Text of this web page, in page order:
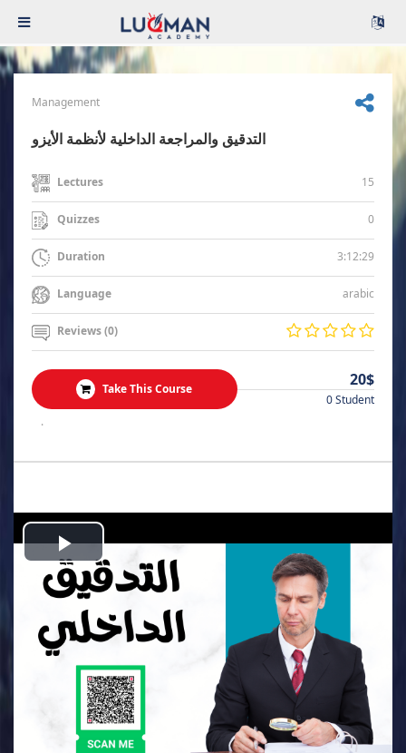
Management
التدقيق والمراجعة الداخلية لأنظمة الأيزو
Lectures 15
Quizzes 0
Duration 3:12:29
Language arabic
Reviews (0)
Take This Course 20$
0 Student
.
Play
Video